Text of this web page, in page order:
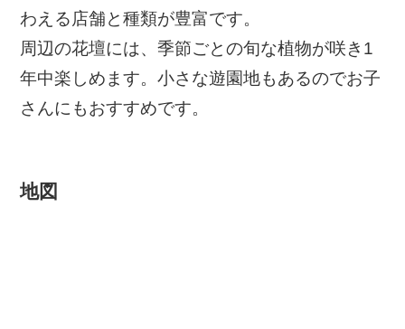
わえる店舗と種類が豊富です。
周辺の花壇には、季節ごとの旬な植物が咲き1
年中楽しめます。小さな遊園地もあるのでお子
さんにもおすすめです。
地図